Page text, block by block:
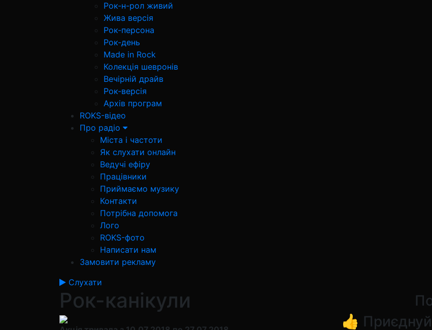
Рок-н-рол живий
Жива версія
Рок-персона
Рок-день
Made in Rock
Колекція шевронів
Вечірній драйв
Рок-версія
Архів програм
ROKS-відео
Про радіо
Міста і частоти
Як слухати онлайн
Ведучі ефіру
Працівники
Приймаємо музику
Контакти
Потрібна допомога
Лого
ROKS-фото
Написати нам
Замовити рекламу
Слухати
Рок-канікули
👍